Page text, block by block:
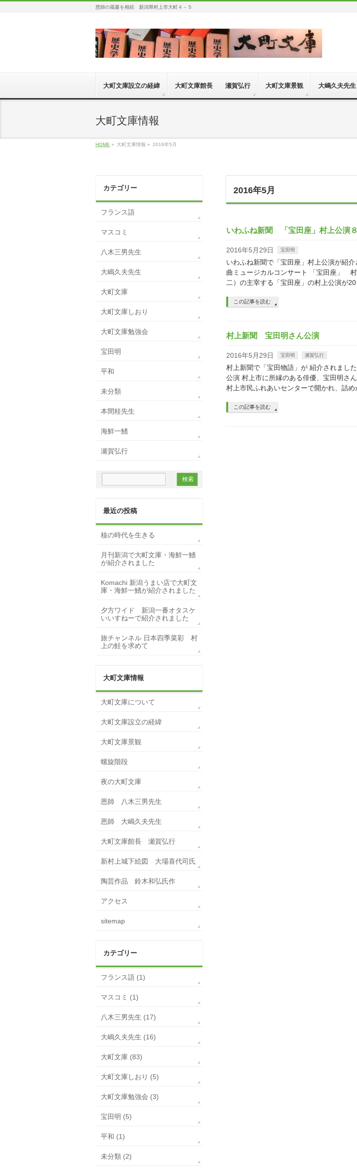
恩師の蔵書を相続 新潟県村上市大町４－５
大町文庫設立の経緯 大町文庫館長 瀬賀弘行 大町文庫景観 大嶋久夫先生
大町文庫情報
HOME » 大町文庫情報 » 2016年5月
2016年5月
いわふね新聞 「宝田座」村上公演
2016年5月29日 宝田明
いわふね新聞で「宝田座」村上公演が紹
曲ミュージカルコンサート 「宝田座」
二）の主宰する「宝田座」の村上公演が
この記事を読む
村上新聞 宝田明さん公演
2016年5月29日 宝田明 瀬賀弘行
村上新聞で「宝田物語」が 紹介されまし
公演 村上市に所縁のある俳優、宝田明さ
村上市民ふれあいセンターで開かれ、詰め
この記事を読む
カテゴリー
フランス語
マスコミ
八木三男先生
大嶋久夫先生
大町文庫
大町文庫しおり
大町文庫勉強会
宝田明
平和
未分類
本間桂先生
海鮮一鰭
瀬賀弘行
最近の投稿
核の時代を生きる
月刊新潟で大町文庫・海鮮一鰭
が紹介されました
Komachi 新潟うまい店で大町文
庫・海鮮一鰭が紹介されました
夕方ワイド 新潟一番オタスケ
いいすねーで紹介されました
旅チャンネル 日本四季菜彩 村
上の鮭を求めて
大町文庫情報
大町文庫について
大町文庫設立の経緯
大町文庫景観
螺旋階段
夜の大町文庫
恩師 八木三男先生
恩師 大嶋久夫先生
大町文庫館長 瀬賀弘行
新村上城下絵図 大場喜代司氏
陶芸作品 鈴木和弘氏作
アクセス
sitemap
カテゴリー
フランス語 (1)
マスコミ (1)
八木三男先生 (17)
大嶋久夫先生 (16)
大町文庫 (83)
大町文庫しおり (5)
大町文庫勉強会 (3)
宝田明 (5)
平和 (1)
未分類 (2)